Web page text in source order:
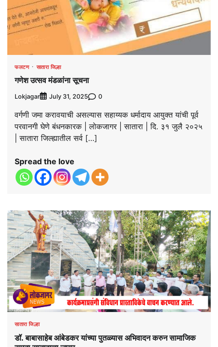
फलटण सातारा जिल्हा
गणेश उत्सव मंडळांना सूचना
Lokjagar July 31, 2025 0
वर्गणी जमा करावयाची असल्यास सहाय्यक धर्मादाय आयुक्त यांची पूर्व
परवानगी घेणे बंधनकारक | लोकजागर | सातारा | दि. ३१ जुलै २०२५
| सातारा जिल्ह्यातील सर्व […]
Spread the love
सातारा जिल्हा
डॉ. बाबासाहेब आंबेडकर यांच्या पुतळ्यास अभिवादन करुन सामाजिक